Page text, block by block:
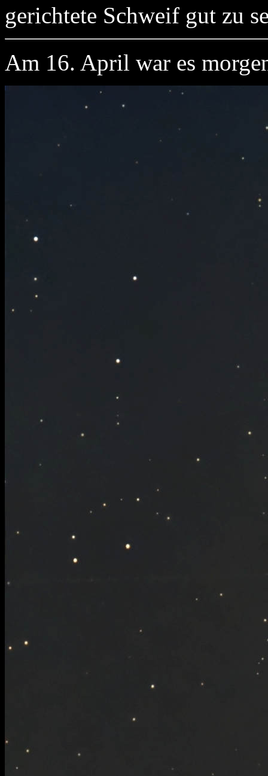
gerichtete Schweif gut zu
Am 16. April war es